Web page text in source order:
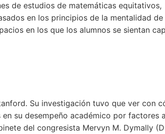
de estudios de matemáticas equitativos,
en los principios de la mentalidad de
en los que los alumnos se sientan
Su investigación tuvo que ver con
su desempeño académico por factores
del congresista Mervyn M. Dymally